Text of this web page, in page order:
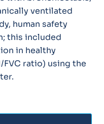
ventilated
human safety
this included
in healthy
FVC ratio) using the